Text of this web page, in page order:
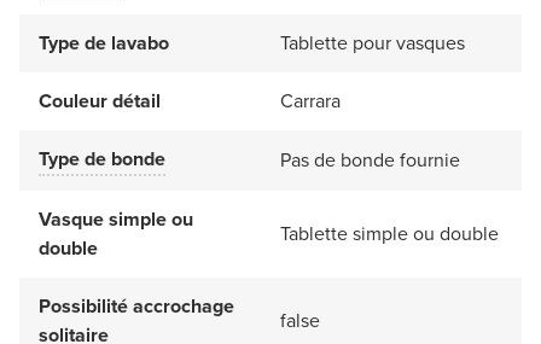
Type de lavabo Tablette pour vasques
Couleur détail Carrara
Type de bonde Pas de bonde fournie
Vasque simple ou
double
Tablette simple ou double
Possibilité accrochage
solitaire
false